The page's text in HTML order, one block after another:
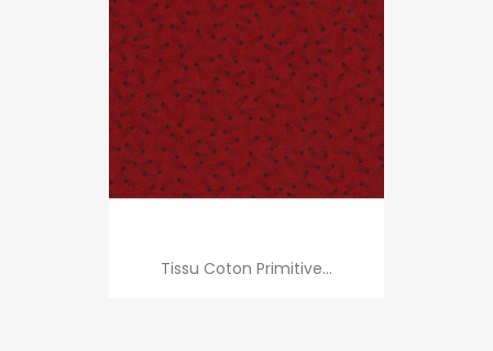
Tissu Coton Primitive...